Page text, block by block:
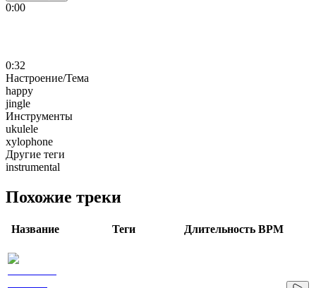
0:00
0:32
Настроение/Тема
happy
jingle
Инструменты
ukulele
xylophone
Другие теги
instrumental
Похожие треки
Название Теги Длительность BPM